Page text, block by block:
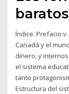
Índice. Prefacio
Canadá y el
dinero, y internos
el sistema
tanto
Estructura del